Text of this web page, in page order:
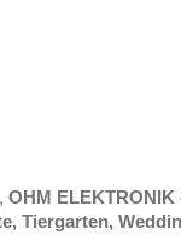
OHM
Tiergarten,